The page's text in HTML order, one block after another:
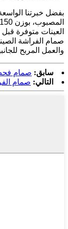
العينات متوفرة
والعمل المربح
سابق: صمام
التالي: صمام